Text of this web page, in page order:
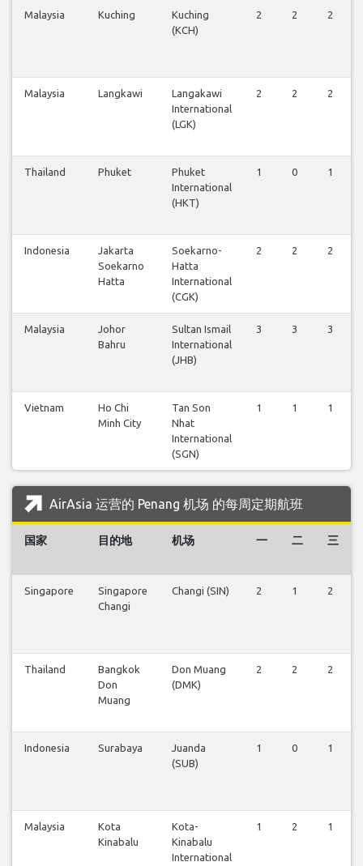
Malaysia Kuching
Kuching
(KCH)
2 2 2
Malaysia Langkawi
Langakawi
International
(LGK)
2 2 2
Thailand Phuket
Phuket
International
(HKT)
1 0 1
Indonesia
Jakarta
Soekarno
Hatta
Soekarno-
Hatta
International
(CGK)
2 2 2
Malaysia
Johor
Bahru
Sultan Ismail
International
(JHB)
3 3 3
Vietnam
Ho Chi
Minh City
Tan Son
Nhat
International
(SGN)
1 1 1
AirAsia 运营的 Penang 机场 的每周定期航班
国家 目的地 机场 一 二 三
Singapore
Singapore
Changi
Changi (SIN) 2 1 2
Thailand
Bangkok
Don
Muang
Don Muang
(DMK)
2 2 2
Indonesia Surabaya
Juanda
(SUB)
1 0 1
Malaysia
Kota
Kinabalu
Kota-
Kinabalu
International
1 2 1